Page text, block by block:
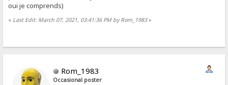
oui je comprends)
« Last Edit: March 07, 2021, 03:41:36 PM by Rom_1983»
Rom_1983
Occasional poster